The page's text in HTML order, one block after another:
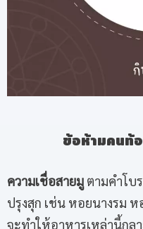
ข้อห้ามคนท้
ความเชื่อสายมู ตามคำโบ
ปรุงสุก เช่น หอยนางรม
จะทำให้อาหารเหล่านี้กล